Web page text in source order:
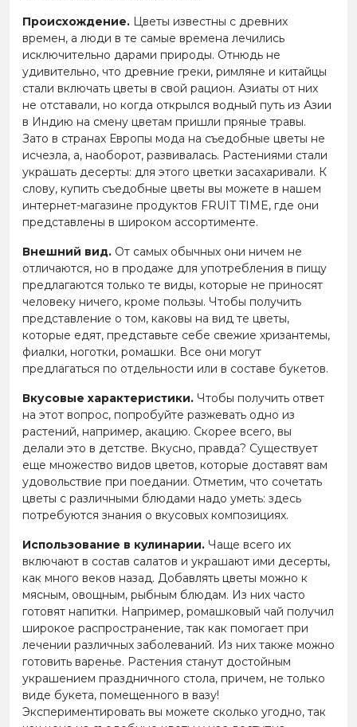
Происхождение. Цветы известны с древних
времен, а люди в те самые времена лечились
исключительно дарами природы. Отнюдь не
удивительно, что древние греки, римляне и китайцы
стали включать цветы в свой рацион. Азиаты от них
не отставали, но когда открылся водный путь из Азии
в Индию на смену цветам пришли пряные травы.
Зато в странах Европы мода на съедобные цветы не
исчезла, а, наоборот, развивалась. Растениями стали
украшать десерты: для этого цветки засахаривали. К
слову, купить съедобные цветы вы можете в нашем
интернет-магазине продуктов FRUIT TIME, где они
представлены в широком ассортименте.
Внешний вид. От самых обычных они ничем не
отличаются, но в продаже для употребления в пищу
предлагаются только те виды, которые не приносят
человеку ничего, кроме пользы. Чтобы получить
представление о том, каковы на вид те цветы,
которые едят, представьте себе свежие хризантемы,
фиалки, ноготки, ромашки. Все они могут
предлагаться по отдельности или в составе букетов.
Вкусовые характеристики. Чтобы получить ответ
на этот вопрос, попробуйте разжевать одно из
растений, например, акацию. Скорее всего, вы
делали это в детстве. Вкусно, правда? Существует
еще множество видов цветов, которые доставят вам
удовольствие при поедании. Отметим, что сочетать
цветы с различными блюдами надо уметь: здесь
потребуются знания о вкусовых композициях.
Использование в кулинарии. Чаще всего их
включают в состав салатов и украшают ими десерты,
как много веков назад. Добавлять цветы можно к
мясным, овощным, рыбным блюдам. Из них часто
готовят напитки. Например, ромашковый чай получил
широкое распространение, так как помогает при
лечении различных заболеваний. Из них также можно
готовить варенье. Растения станут достойным
украшением праздничного стола, причем, не только
виде букета, помещенного в вазу!
Экспериментировать вы можете сколько угодно, так